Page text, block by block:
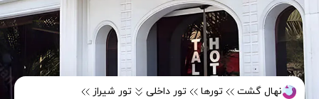
نهال گشت تورها تور داخلی تور شیراز